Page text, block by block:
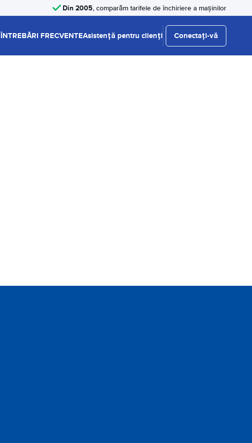
Din 2005, comparăm tarifele de închiriere a mașinilor
ÎNTREBĂRI FRECVENTEAsistență pentru clienți Conectați-vă